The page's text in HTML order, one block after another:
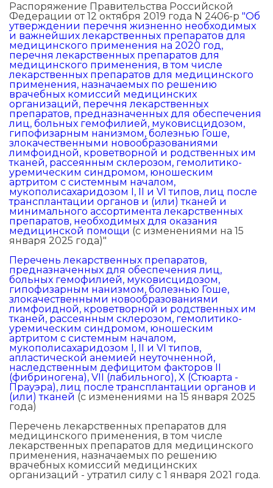
Распоряжение Правительства Российской
Федерации от 12 октября 2019 года N 2406-р "Об
утверждении перечня жизненно необходимых
и важнейших лекарственных препаратов для
медицинского применения на 2020 год,
перечня лекарственных препаратов для
медицинского применения, в том числе
лекарственных препаратов для медицинского
применения, назначаемых по решению
врачебных комиссий медицинских
организаций, перечня лекарственных
препаратов, предназначенных для обеспечения
лиц, больных гемофилией, муковисцидозом,
гипофизарным нанизмом, болезнью Гоше,
злокачественными новообразованиями
лимфоидной, кроветворной и родственных им
тканей, рассеянным склерозом, гемолитико-
уремическим синдромом, юношеским
артритом с системным началом,
мукополисахаридозом I, II и VI типов, лиц после
трансплантации органов и (или) тканей и
минимального ассортимента лекарственных
препаратов, необходимых для оказания
медицинской помощи (с изменениями на 15
января 2025 года)"
Перечень лекарственных препаратов,
предназначенных для обеспечения лиц,
больных гемофилией, муковисцидозом,
гипофизарным нанизмом, болезнью Гоше,
злокачественными новообразованиями
лимфоидной, кроветворной и родственных им
тканей, рассеянным склерозом, гемолитико-
уремическим синдромом, юношеским
артритом с системным началом,
мукополисахаридозом I, II и VI типов,
апластической анемией неуточненной,
наследственным дефицитом факторов II
(фибриногена), VII (лабильного), X (Стюарта -
Прауэра), лиц после трансплантации органов и
(или) тканей (с изменениями на 15 января 2025
года)
Перечень лекарственных препаратов для
медицинского применения, в том числе
лекарственных препаратов для медицинского
применения, назначаемых по решению
врачебных комиссий медицинских
организаций - утратил силу с 1 января 2021 года.